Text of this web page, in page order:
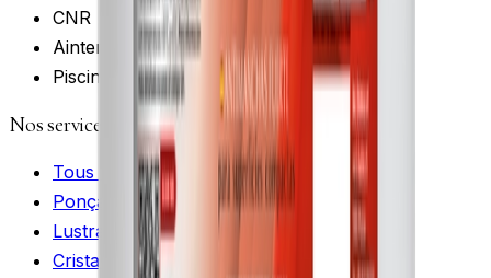
CNR
Ainterexpo
Piscine de Bron
Nos services
Tous nos services
Ponçage de marbre
Lustrage
Cristallisation